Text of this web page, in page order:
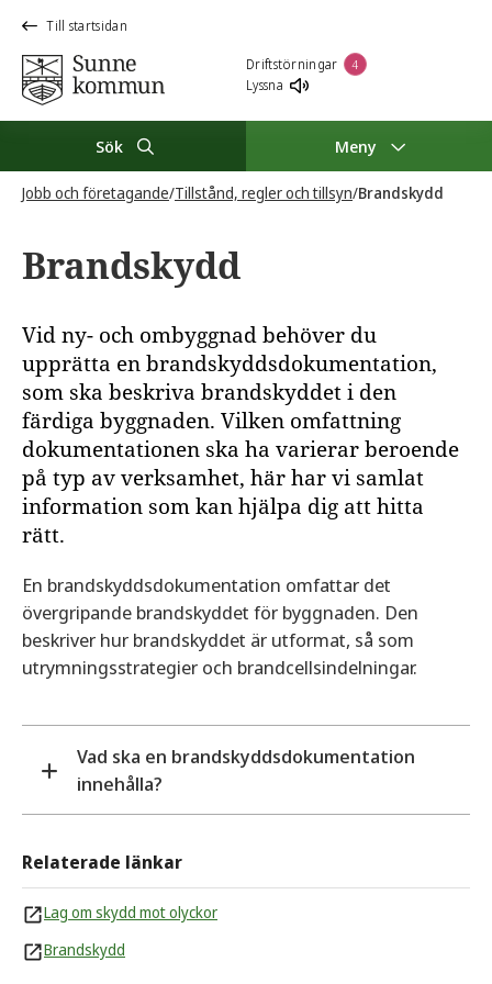
Till startsidan
Driftstörningar 4
Lyssna
Sök Meny
Jobb och företagande/Tillstånd, regler och tillsyn/Brandskydd
Brandskydd
Vid ny- och ombyggnad behöver du
upprätta en brandskyddsdokumentation,
som ska beskriva brandskyddet i den
färdiga byggnaden. Vilken omfattning
dokumentationen ska ha varierar beroende
på typ av verksamhet, här har vi samlat
information som kan hjälpa dig att hitta
rätt.
En brandskyddsdokumentation omfattar det
övergripande brandskyddet för byggnaden. Den
beskriver hur brandskyddet är utformat, så som
utrymningsstrategier och brandcellsindelningar.
Vad ska en brandskyddsdokumentation
innehålla?
typ av byggnad och vilken verksamhet som ska
bedrivas. Men några punkter som bör ingå är:
Översiktlig beskrivning, inklusive
Relaterade länkar
Lag om skydd mot olyckor
Brandskydd